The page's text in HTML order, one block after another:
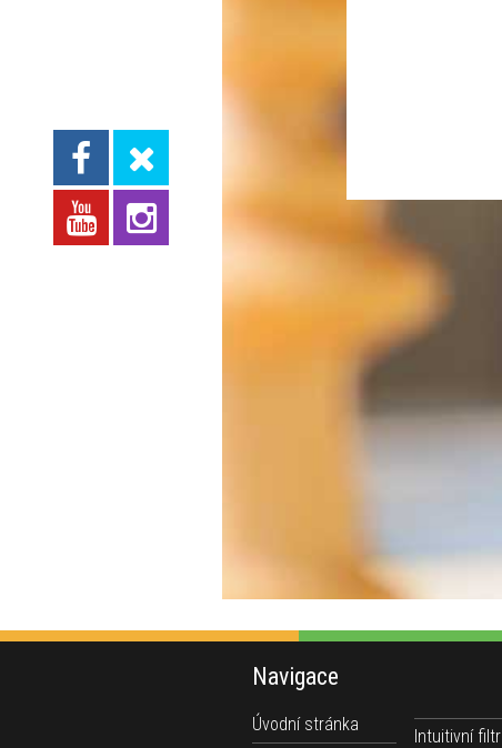
Navigace
Úvodní stránka
Intuitivní filtr